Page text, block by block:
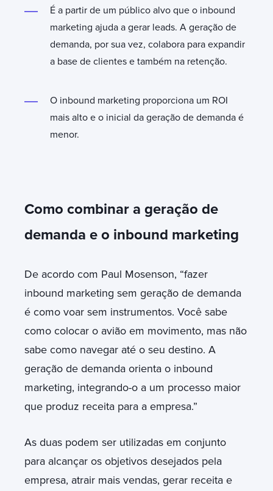
É a partir de um público alvo que o inbound
marketing ajuda a gerar leads. A geração de
demanda, por sua vez, colabora para expandir
a base de clientes e também na retenção.
O inbound marketing proporciona um ROI
mais alto e o inicial da geração de demanda é
menor.
Como combinar a geração de
demanda e o inbound marketing
De acordo com Paul Mosenson, “fazer
inbound marketing sem geração de demanda
é como voar sem instrumentos. Você sabe
como colocar o avião em movimento, mas não
sabe como navegar até o seu destino. A
geração de demanda orienta o inbound
marketing, integrando-o a um processo maior
que produz receita para a empresa.”
As duas podem ser utilizadas em conjunto
para alcançar os objetivos desejados pela
empresa, atrair mais vendas, gerar receita e